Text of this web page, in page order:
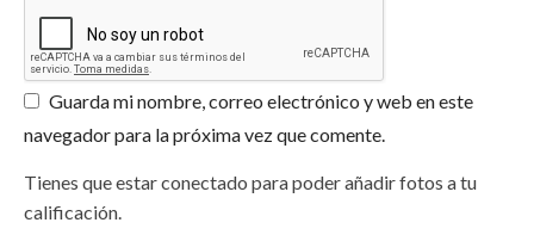
Guarda mi nombre, correo electrónico y web en este
navegador para la próxima vez que comente.
Tienes que estar conectado para poder añadir fotos a tu
calificación.